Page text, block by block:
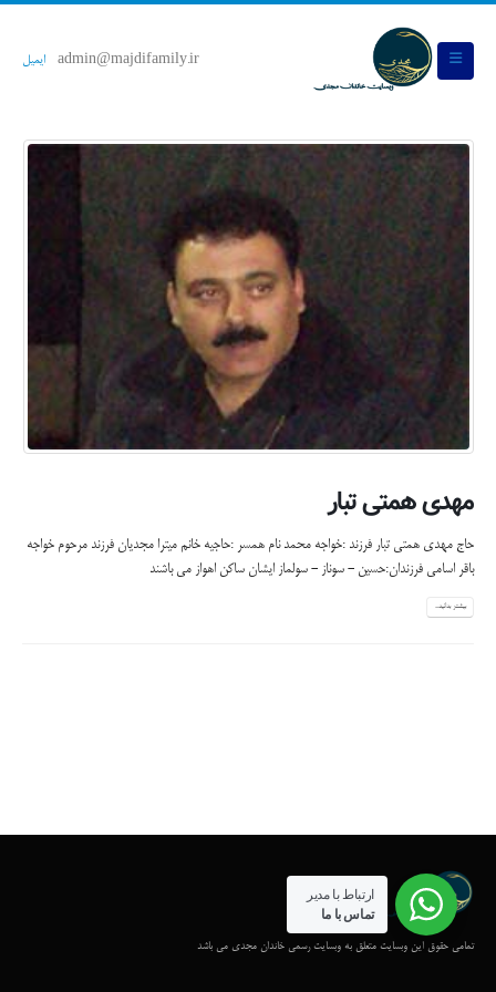
admin@majdifamily.ir ایمیل
مهدی همتی تبار
حاج مهدی همتی تبار فرزند :خواجه محمد نام همسر :حاجیه خانم میترا مجدیان فرزند مرحوم خواجه
باقر اسامی فرزندان:حسین - سوناز - سولماز ایشان ساکن اهواز می باشند
بیشتر بدانید...
تمامی حقوق این وبسایت متعلق به وبسایت رسمی خاندان مجدی می باشد
ارتباط با مدیر
تماس با ما